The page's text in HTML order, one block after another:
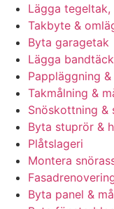
Lägga
Takbyte &
Byta garagetak
Lägga
Pappläggning
Takmålning &
Snöskottning &
Byta stuprör &
Plåtslageri
Montera
Byta panel &